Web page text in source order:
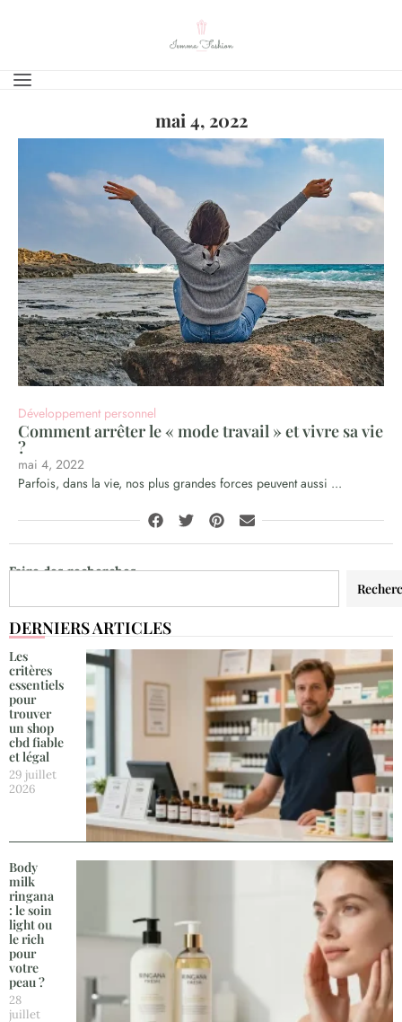
Faire des recherches
DERNIERS ARTICLES
Les
critères
essentiels
pour
trouver
un shop
cbd fiable
et légal
29 juillet
2026
Body
milk
ringana
: le soin
light ou
le rich
pour
votre
peau ?
28
juillet
mai 4, 2022
Développement personnel
Comment arrêter le « mode travail » et vivre sa vie
?
mai 4, 2022
Parfois, dans la vie, nos plus grandes forces peuvent aussi ...